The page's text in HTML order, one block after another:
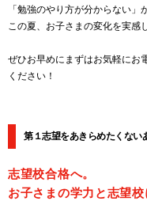
「勉強のやり方が分からない
この夏、お子さまの変化を実感
ぜひお早めにまずはお気軽にお
ください！
第１志望をあきらめたくない
志望校合格へ。
お子さまの学力と志望